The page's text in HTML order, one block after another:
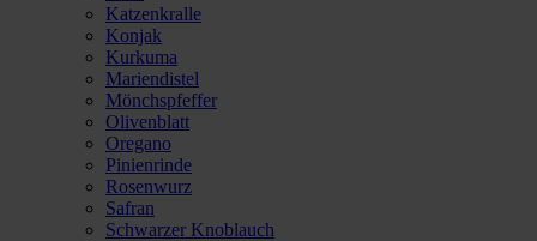
Katzenkralle
Konjak
Kurkuma
Mariendistel
Mönchspfeffer
Olivenblatt
Oregano
Pinienrinde
Rosenwurz
Safran
Schwarzer Knoblauch